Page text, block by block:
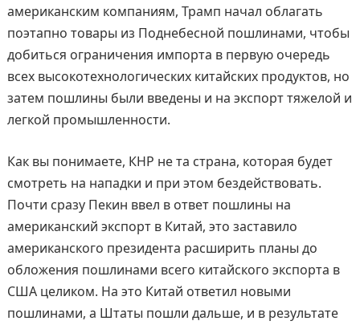
американским компаниям, Трамп начал облагать
поэтапно товары из Поднебесной пошлинами, чтобы
добиться ограничения импорта в первую очередь
всех высокотехнологических китайских продуктов, но
затем пошлины были введены и на экспорт тяжелой и
легкой промышленности.
Как вы понимаете, КНР не та страна, которая будет
смотреть на нападки и при этом бездействовать.
Почти сразу Пекин ввел в ответ пошлины на
американский экспорт в Китай, это заставило
американского президента расширить планы до
обложения пошлинами всего китайского экспорта в
США целиком. На это Китай ответил новыми
пошлинами, а Штаты пошли дальше, и в результате